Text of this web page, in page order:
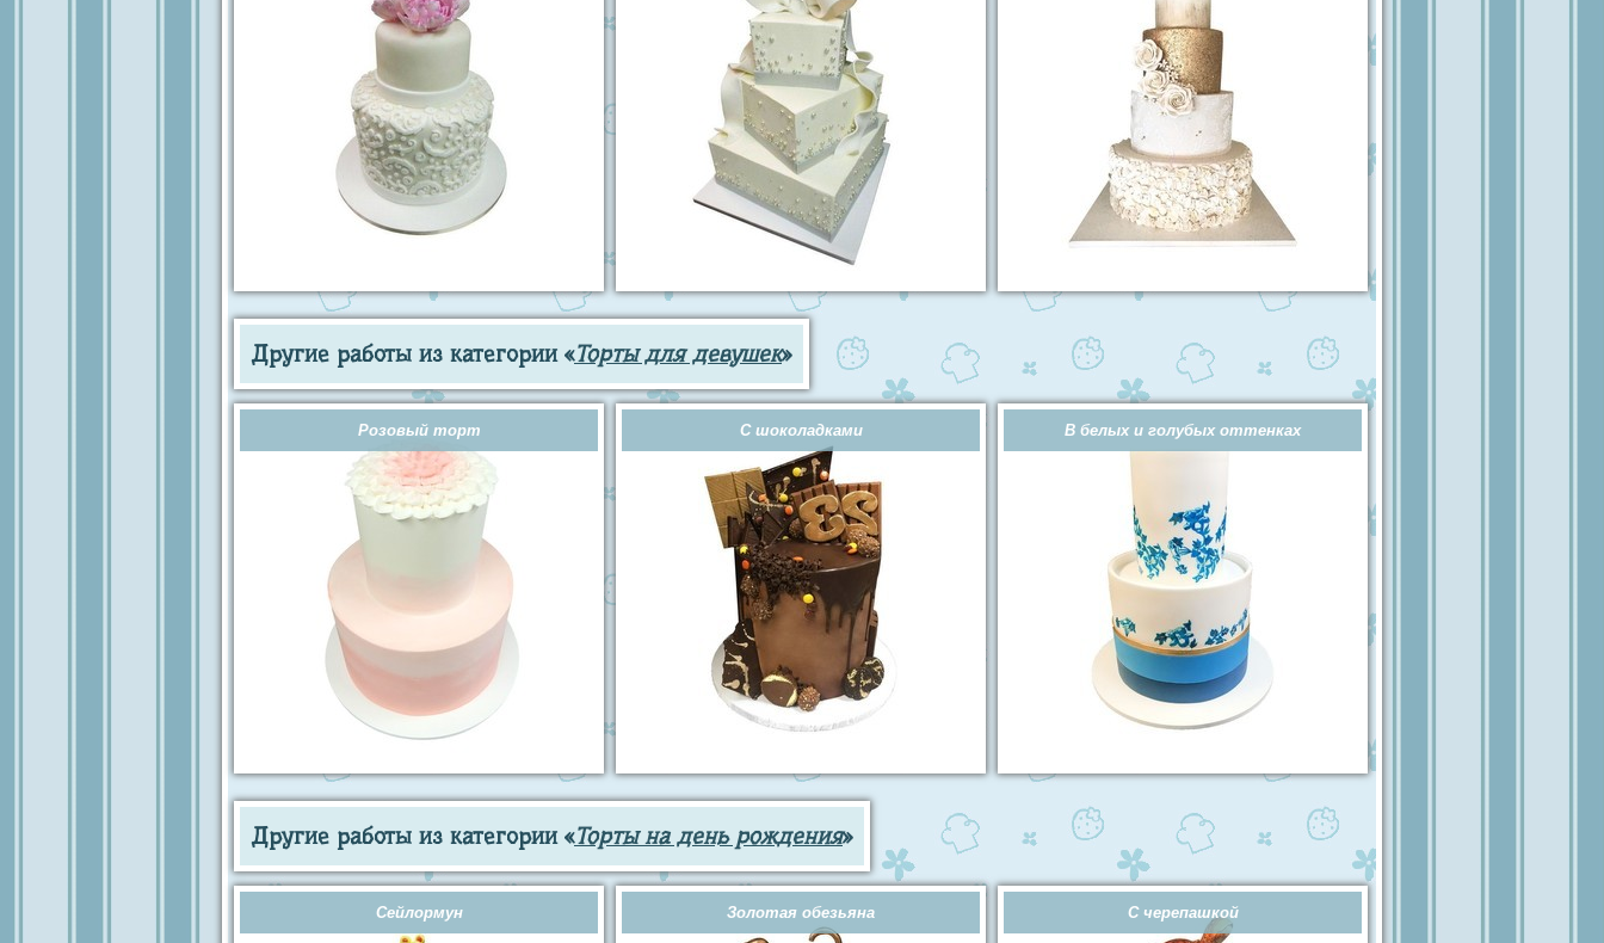
Другие работы из категории «Торты для девушек»
Розовый торт С шоколадками В белых и голубых оттенках
Другие работы из категории «Торты на день рождения»
Сейлормун Золотая обезьяна С черепашкой